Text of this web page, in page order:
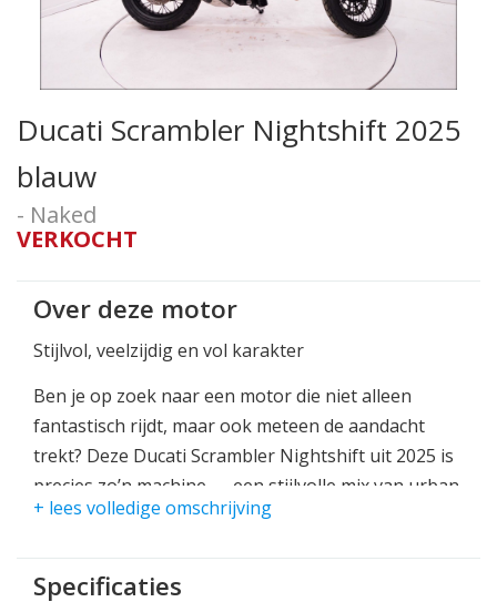
Ducati Scrambler Nightshift 2025
blauw
- Naked
VERKOCHT
Over deze motor
Stijlvol, veelzijdig en vol karakter
Ben je op zoek naar een motor die niet alleen
fantastisch rijdt, maar ook meteen de aandacht
trekt? Deze Ducati Scrambler Nightshift uit 2025 is
precies zo’n machine — een stijlvolle mix van urban
cool, klassieke details en moderne techniek. Perfect
toertochten.
+ lees volledige omschrijving
Specificaties